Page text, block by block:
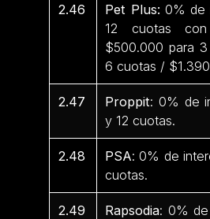
2.46 Pet Plus: 0% de
12 cuotas
$500.000 para
6 cuotas /
2.47 Proppit: 0% de
y 12 cuotas.
2.48 PSA: 0% de
cuotas.
2.49 Rapsodia: 0%